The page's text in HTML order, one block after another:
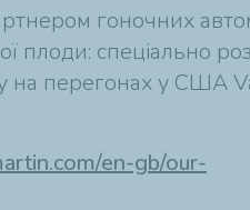
гоночних
плоди: спеціально
на перегонах у США
en-gb/our-